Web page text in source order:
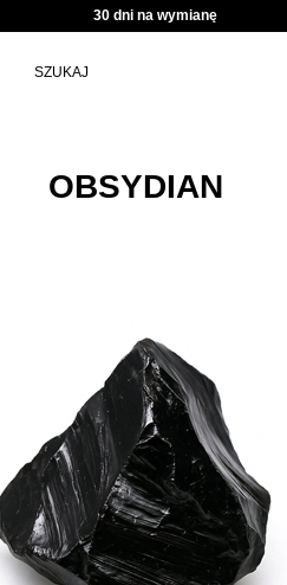
30 dni na wymianę
SZUKAJ
OBSYDIAN